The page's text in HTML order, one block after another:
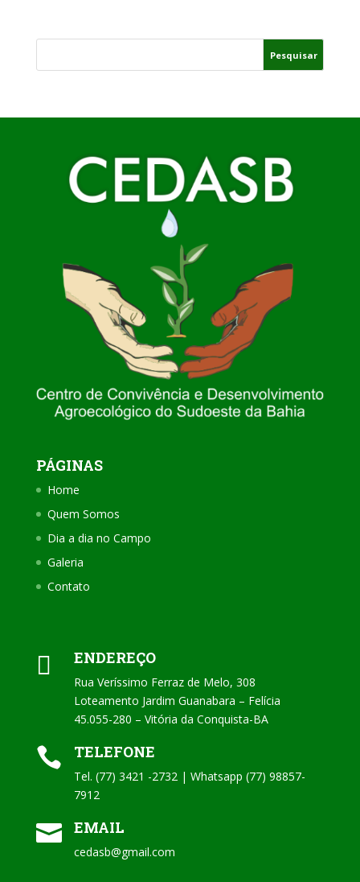
PÁGINAS
Home
Quem Somos
Dia a dia no Campo
Galeria
Contato
 ENDEREÇO
Rua Veríssimo Ferraz de Melo, 308
Loteamento Jardim Guanabara – Felícia
45.055-280 – Vitória da Conquista-BA
 TELEFONE
Tel. (77) 3421 -2732 | Whatsapp (77) 98857-
7912
 EMAIL
cedasb@gmail.com